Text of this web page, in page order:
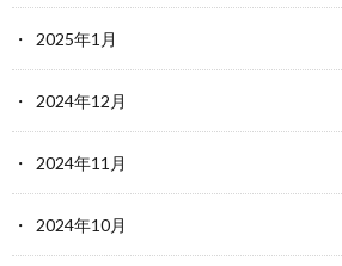
2025年1月
2024年12月
2024年11月
2024年10月